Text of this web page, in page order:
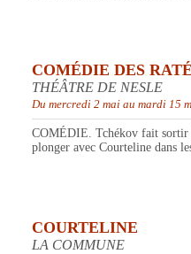
COMÉDIE DES
THÉÂTRE DE NESLE
Du mercredi 2 mai au mardi 15
COMÉDIE. Tchékov fait sortir
plonger avec Courteline dans
COURTELINE
LA COMMUNE